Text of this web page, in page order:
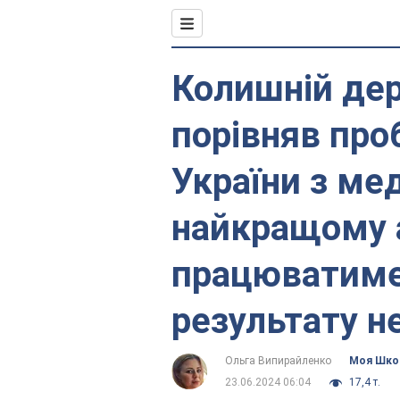
Колишній
порівняв
України з
найкращому
результату
Ольга Випирайленко
Моя
23.06.2024 06:04
17,4 т.